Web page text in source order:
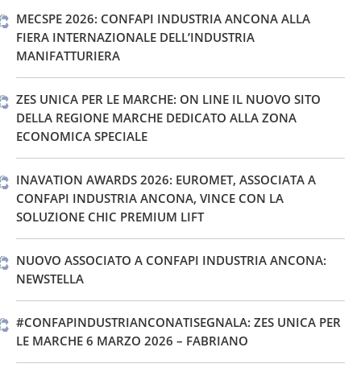
MECSPE 2026: CONFAPI INDUSTRIA ANCONA ALLA
FIERA INTERNAZIONALE DELL’INDUSTRIA
MANIFATTURIERA
ZES UNICA PER LE MARCHE: ON LINE IL NUOVO SITO
DELLA REGIONE MARCHE DEDICATO ALLA ZONA
ECONOMICA SPECIALE
INAVATION AWARDS 2026: EUROMET, ASSOCIATA A
CONFAPI INDUSTRIA ANCONA, VINCE CON LA
SOLUZIONE CHIC PREMIUM LIFT
NUOVO ASSOCIATO A CONFAPI INDUSTRIA ANCONA:
NEWSTELLA
#CONFAPINDUSTRIANCONATISEGNALA: ZES UNICA PER
LE MARCHE 6 MARZO 2026 – FABRIANO